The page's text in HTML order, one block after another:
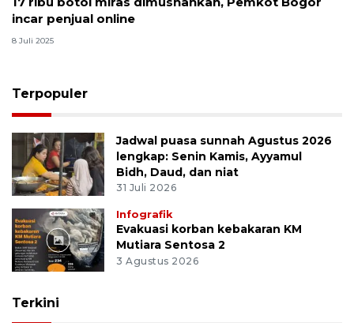
incar penjual online
8 Juli 2025
Terpopuler
Jadwal puasa sunnah Agustus 2026
lengkap: Senin Kamis, Ayyamul
Bidh, Daud, dan niat
31 Juli 2026
Infografik
Evakuasi korban kebakaran KM
Mutiara Sentosa 2
3 Agustus 2026
Terkini